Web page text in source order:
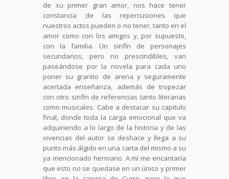
de su primer gran amor, nos hace tener
constancia de las repercusiones que
nuestros actos pueden o no tener, tanto en el
amor como con los amigos y, por supuesto,
con la familia. Un sinfín de personajes
secundarios, pero no prescindibles, van
paseándose por la novela para cada uno
poner su granito de arena y seguramente
acertada enseñanza, además de tropezar
con otro sinfín de referencias tanto literarias
como musicales. Cabe a destacar su capitulo
final, donde toda la carga emocional que va
adquiriendo a lo largo de la historia y de las
vivencias del autor se deshace y llega a su
punto más álgido en una carta del mismo a su
ya mencionado hermano. A mí me encantaría
que esto no se quedase en un único y primer